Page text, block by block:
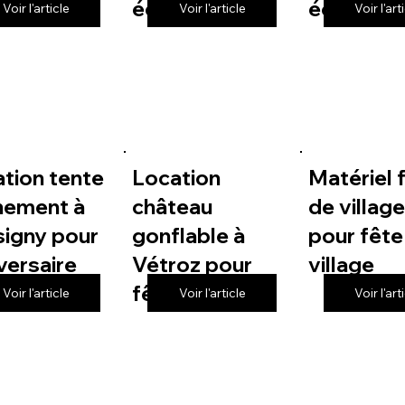
village
Voir l'article
écoleVoir l'article
écoleVoir
tente
à
pour
Voir l'article
Location
château
gonflable à
Vétroz pour
fête de village
Voir l'article
Matériel
de
pour
village
Voir